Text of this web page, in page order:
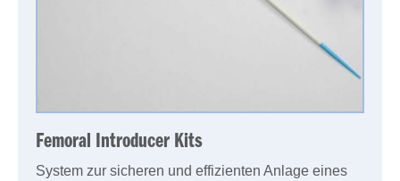
Femoral Introducer Kits
System zur sicheren und effizienten Anlage eines